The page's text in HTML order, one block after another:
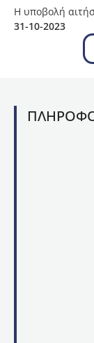
Η υποβολή
31-10-2023